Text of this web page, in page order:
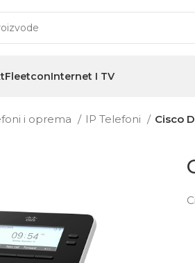
FleetconInternet I TV
i oprema IP Telefoni Cisco